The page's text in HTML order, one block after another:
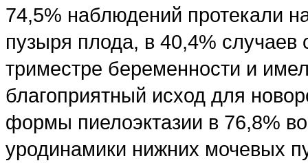
74,5% наблюдений протекали
пузыря плода, в 40,4% случаев
триместре беременности и
благоприятный исход для
формы пиелоэктазии в 76,8%
уродинамики нижних мочевых